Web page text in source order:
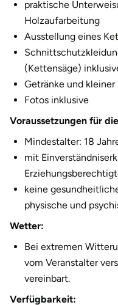
praktische
Holzaufarbeitung
Ausstellung eines
(Kettensäge)
Getränke und kleiner
Fotos inklusive
Voraussetzungen für
Mindestalter: 18
mit
keine
physische und
Wetter:
Bei extremen
vom Veranstalter
vereinbart.
Verfügbarkeit:
Fürstenfeldbruck
Fürth
Geiselwind
Gelnhausen
Gersfeld
Gotha
Göppingen